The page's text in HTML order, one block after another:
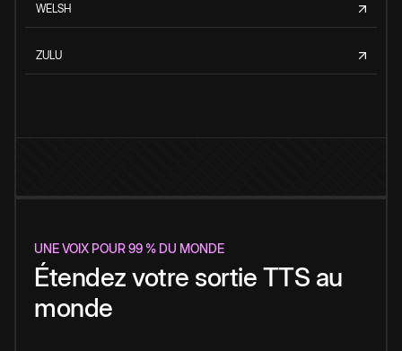
WELSH
ZULU
UNE VOIX POUR 99 % DU MONDE
Étendez votre sortie TTS au
monde